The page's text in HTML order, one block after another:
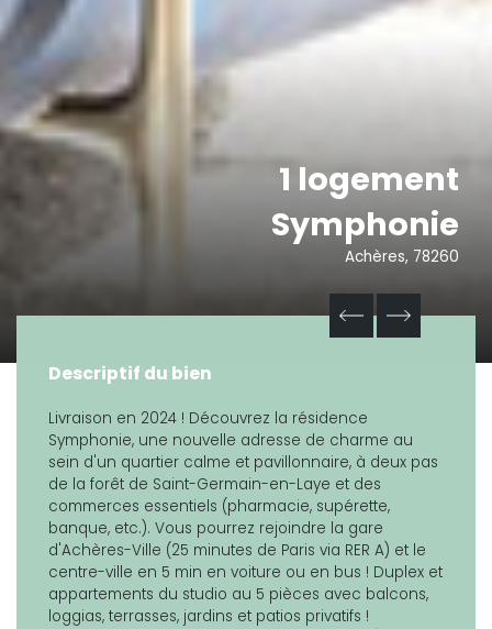
1 logement
Symphonie
Achères, 78260
Descriptif du bien
Livraison en 2024 ! Découvrez la résidence
Symphonie, une nouvelle adresse de charme au
sein d'un quartier calme et pavillonnaire, à deux pas
de la forêt de Saint-Germain-en-Laye et des
commerces essentiels (pharmacie, supérette,
banque, etc.). Vous pourrez rejoindre la gare
d'Achères-Ville (25 minutes de Paris via RER A) et le
centre-ville en 5 min en voiture ou en bus ! Duplex et
appartements du studio au 5 pièces avec balcons,
loggias, terrasses, jardins et patios privatifs !